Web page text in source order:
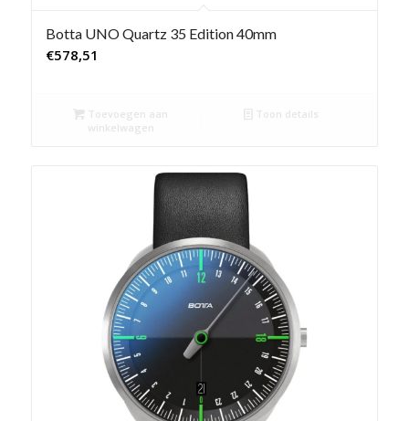
Botta UNO Quartz 35 Edition 40mm
€578,51
Toevoegen aan
winkelwagen
Toon details